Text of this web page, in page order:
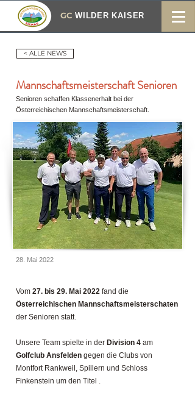
WILDER KAISER
GC
< ALLE NEWS
Mannschaftsmeisterschaft Senioren
Senioren schaffen Klassenerhalt bei der
Österreichischen Mannschaftsmeisterschaft.
28. Mai 2022
Vom 27. bis 29. Mai 2022 fand die
Österreichischen Mannschaftsmeisterschaten
der Senioren statt.
Unsere Team spielte in der Division 4 am
Golfclub Ansfelden gegen die Clubs von
Montfort Rankweil, Spillern und Schloss
Finkenstein um den Titel .